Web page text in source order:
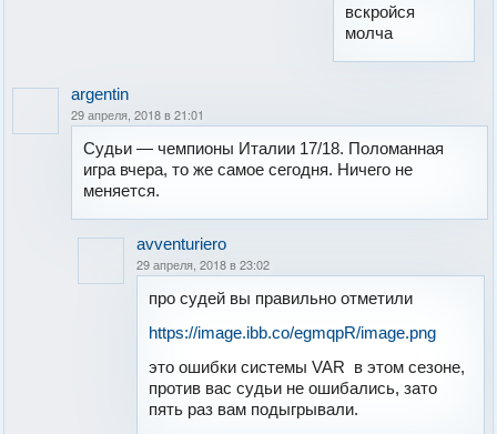
вскройся
молча
argentin
29 апреля, 2018 в 21:01
Судьи — чемпионы Италии 17/18. Поломанная
игра вчера, то же самое сегодня. Ничего не
меняется.
avventuriero
29 апреля, 2018 в 23:02
про судей вы правильно отметили
https://image.ibb.co/egmqpR/image.png
это ошибки системы VAR в этом сезоне,
против вас судьи не ошибались, зато
пять раз вам подыгрывали.